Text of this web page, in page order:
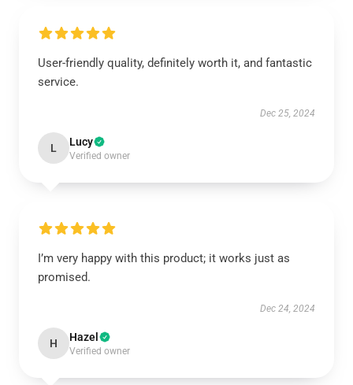
User-friendly quality, definitely worth it, and fantastic
service.
Dec 25, 2024
L Lucy
Verified owner
I’m very happy with this product; it works just as
promised.
Dec 24, 2024
H Hazel
Verified owner